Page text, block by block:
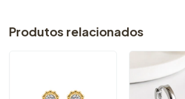
Produtos relacionados